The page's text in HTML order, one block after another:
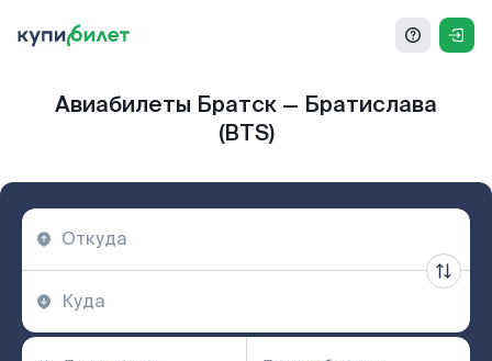
Авиабилеты Братск — Братислава
(BTS)